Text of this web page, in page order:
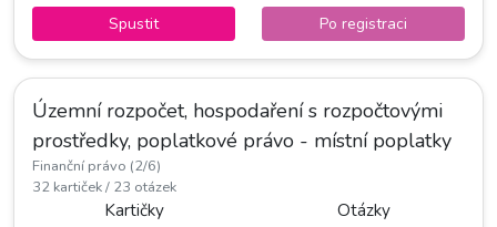
Spustit Po registraci
Územní rozpočet, hospodaření s rozpočtovými
prostředky, poplatkové právo - místní poplatky
Finanční právo (2/6)
32 kartiček / 23 otázek
Kartičky Otázky